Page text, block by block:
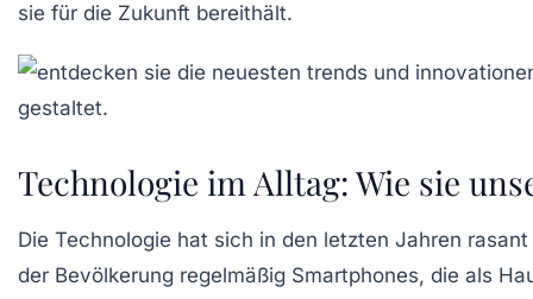
sie für die Zukunft bereithält.
Technologie im Alltag: Wie sie
Die Technologie hat sich in den letzten Jahren
der Bevölkerung regelmäßig Smartphones, die als